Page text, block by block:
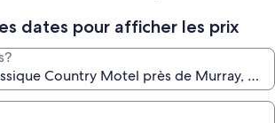
dates pour afficher les prix